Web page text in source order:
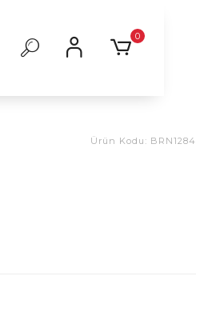
0
Ürün Kodu: BRN1284